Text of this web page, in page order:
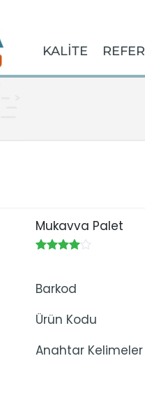
KALİTE
Mukavva Palet
Barkod
Ürün Kodu
Anahtar Kelimeler